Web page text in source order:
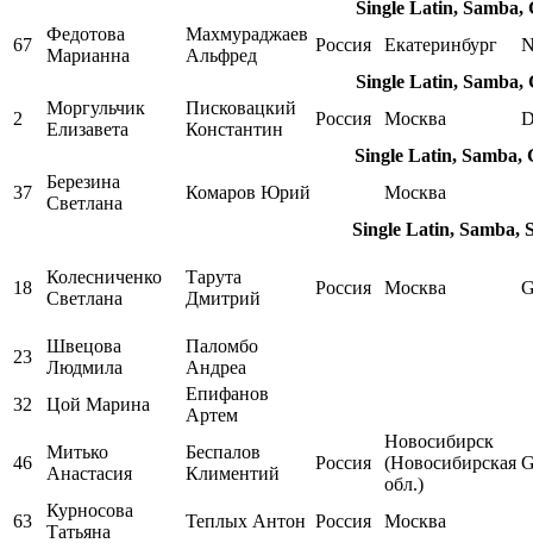
Single Latin, Samba,
67
Федотова
Марианна
Махмураджаев
Альфред
Россия Екатеринбург
Single Latin, Samba,
2
Моргульчик
Елизавета
Писковацкий
Константин
Россия Москва
Single Latin, Samba,
37
Березина
Светлана
Комаров Юрий
Москва
Single Latin, Samba,
18
Колесниченко
Светлана
Тарута
Дмитрий
Россия Москва
23
Швецова
Людмила
Паломбо
Андреа
32
Цой Марина
Епифанов
Артем
46
Митько
Анастасия
Беспалов
Климентий
Россия
Новосибирск
(Новосибирская
обл.)
63
Курносова
Татьяна
Теплых Антон Россия Москва